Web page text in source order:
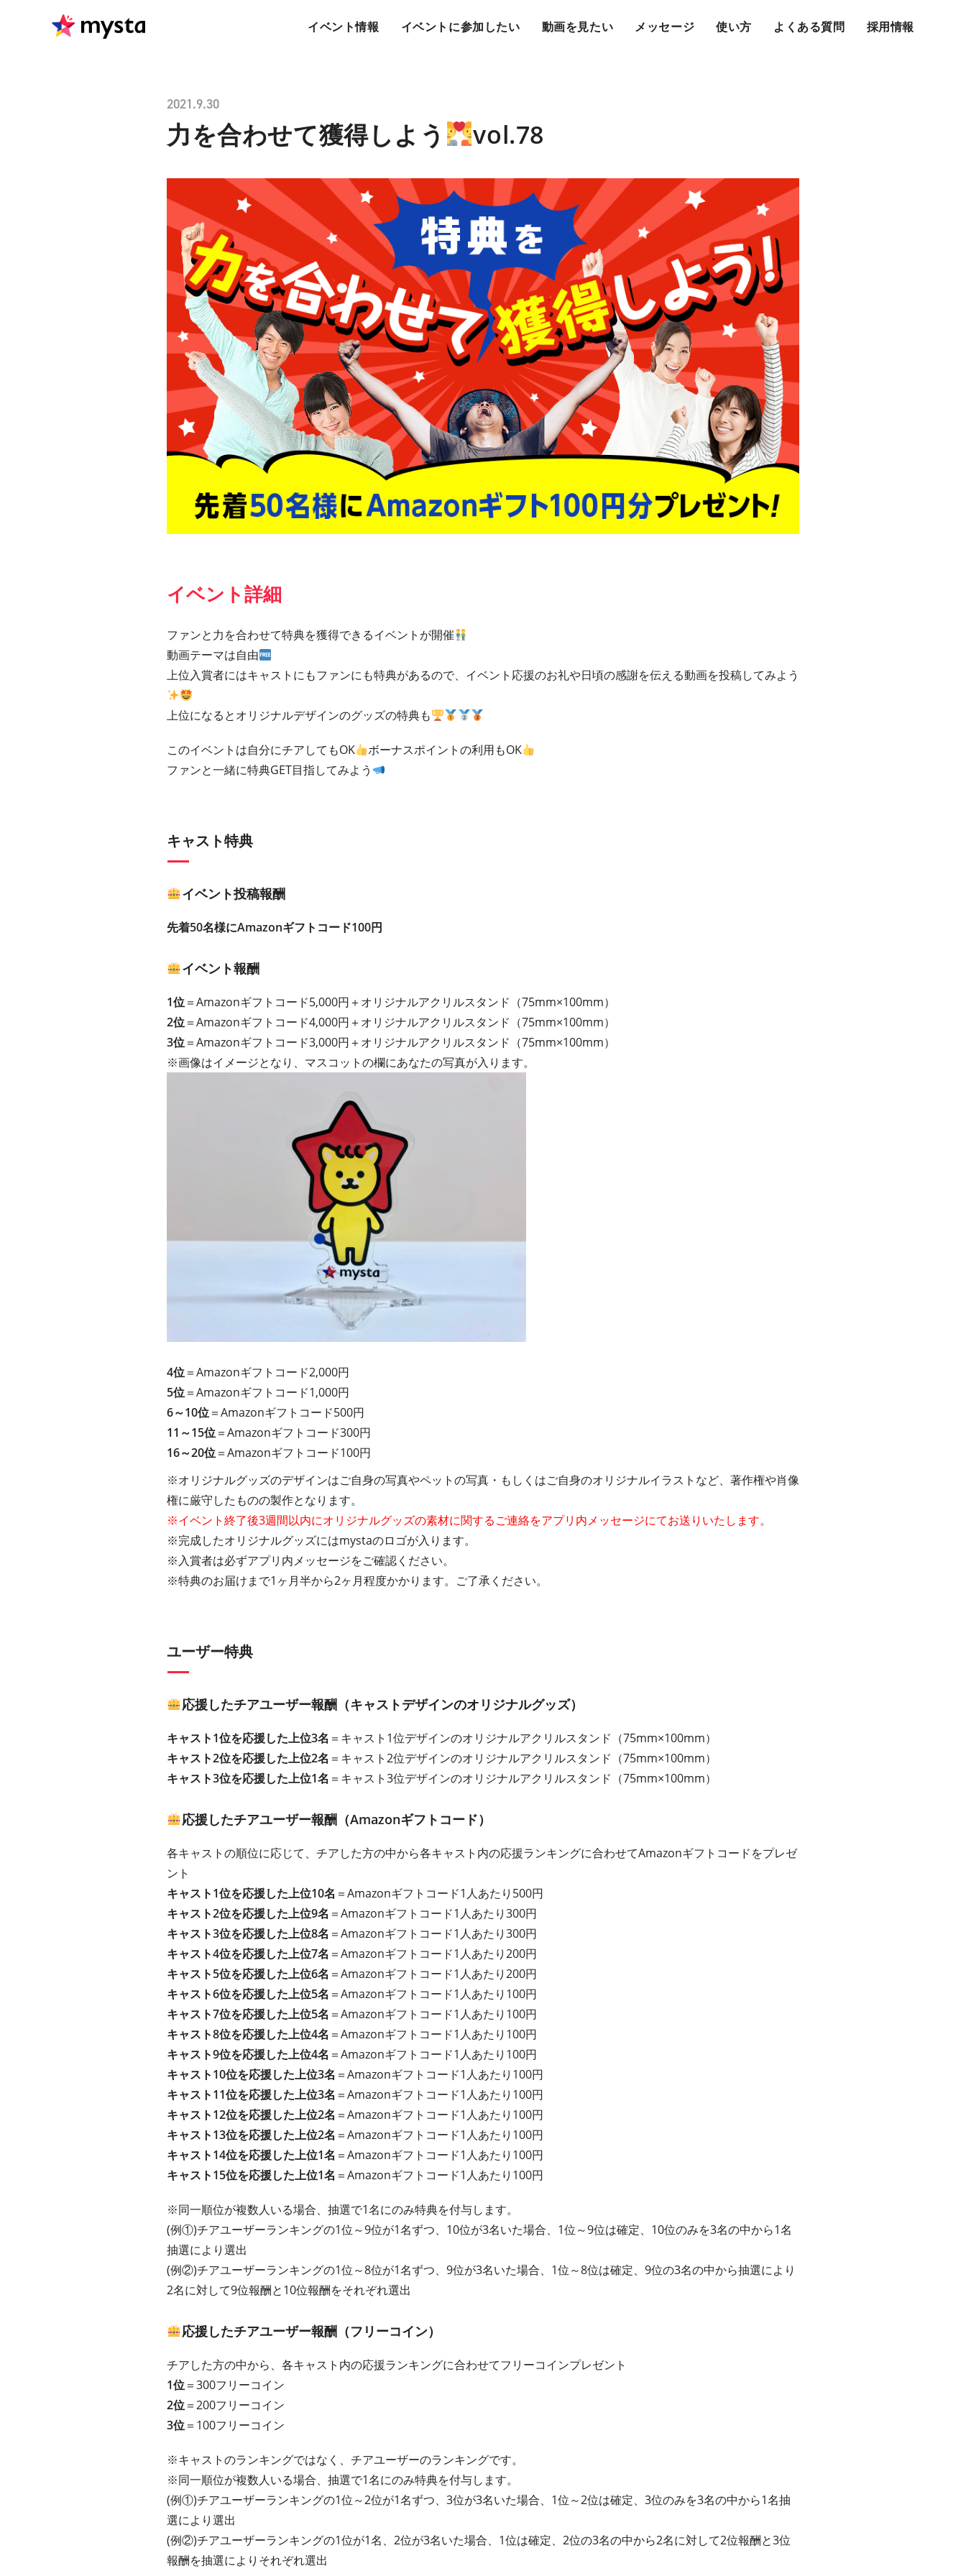
イベント情報 イベントに参加したい 動画を見たい メッセージ 使い方 よくある質問 採用情報
2021.9.30
力を合わせて獲得しよう vol.78
イベント詳細
ファンと力を合わせて特典を獲得できるイベントが開催
動画テーマは自由
上位入賞者にはキャストにもファンにも特典があるので、イベント応援のお礼や日頃の感謝を伝える動画を投稿してみよう
上位になるとオリジナルデザインのグッズの特典も
このイベントは自分にチアしてもOK
ボーナスポイントの利用もOK
ファンと一緒に特典GET目指してみよう
キャスト特典
イベント投稿報酬
先着50名様にAmazonギフトコード100円
イベント報酬
1位＝Amazonギフトコード5,000円＋オリジナルアクリルスタンド（75mm×100mm）
2位＝Amazonギフトコード4,000円＋オリジナルアクリルスタンド（75mm×100mm）
3位＝Amazonギフトコード3,000円＋オリジナルアクリルスタンド（75mm×100mm）
※画像はイメージとなり、マスコットの欄にあなたの写真が入ります。
4位＝Amazonギフトコード2,000円
5位＝Amazonギフトコード1,000円
6～10位＝Amazonギフトコード500円
11～15位＝Amazonギフトコード300円
16～20位＝Amazonギフトコード100円
※オリジナルグッズのデザインはご自身の写真やペットの写真・もしくはご自身のオリジナルイラストなど、著作権や肖像
権に厳守したものの製作となります。
※イベント終了後3週間以内にオリジナルグッズの素材に関するご連絡をアプリ内メッセージにてお送りいたします。
※完成したオリジナルグッズにはmystaのロゴが入ります。
※入賞者は必ずアプリ内メッセージをご確認ください。
※特典のお届けまで1ヶ月半から2ヶ月程度かかります。ご了承ください。
ユーザー特典
応援したチアユーザー報酬（キャストデザインのオリジナルグッズ）
キャスト1位を応援した上位3名 ＝キャスト1位デザインのオリジナルアクリルスタンド（75mm×100mm）
キャスト2位を応援した上位2名 ＝キャスト2位デザインのオリジナルアクリルスタンド（75mm×100mm）
キャスト3位を応援した上位1名 ＝キャスト3位デザインのオリジナルアクリルスタンド（75mm×100mm）
応援したチアユーザー報酬（Amazonギフトコード）
各キャストの順位に応じて、チアした方の中から各キャスト内の応援ランキングに合わせてAmazonギフトコードをプレゼ
ント
キャスト1位を応援した上位10名 ＝Amazonギフトコード1人あたり500円
キャスト2位を応援した上位9名 ＝Amazonギフトコード1人あたり300円
キャスト3位を応援した上位8名 ＝Amazonギフトコード1人あたり300円
キャスト4位を応援した上位7名 ＝Amazonギフトコード1人あたり200円
キャスト5位を応援した上位6名 ＝Amazonギフトコード1人あたり200円
キャスト6位を応援した上位5名 ＝Amazonギフトコード1人あたり100円
キャスト7位を応援した上位5名 ＝Amazonギフトコード1人あたり100円
キャスト8位を応援した上位4名 ＝Amazonギフトコード1人あたり100円
キャスト9位を応援した上位4名 ＝Amazonギフトコード1人あたり100円
キャスト10位を応援した上位3名 ＝Amazonギフトコード1人あたり100円
キャスト11位を応援した上位3名 ＝Amazonギフトコード1人あたり100円
キャスト12位を応援した上位2名 ＝Amazonギフトコード1人あたり100円
キャスト13位を応援した上位2名 ＝Amazonギフトコード1人あたり100円
キャスト14位を応援した上位1名 ＝Amazonギフトコード1人あたり100円
キャスト15位を応援した上位1名 ＝Amazonギフトコード1人あたり100円
※同一順位が複数人いる場合、抽選で1名にのみ特典を付与します。
(例①)チアユーザーランキングの1位～9位が1名ずつ、10位が3名いた場合、1位～9位は確定、10位のみを3名の中から1名
抽選により選出
(例②)チアユーザーランキングの1位～8位が1名ずつ、9位が3名いた場合、1位～8位は確定、9位の3名の中から抽選により
2名に対して9位報酬と10位報酬をそれぞれ選出
応援したチアユーザー報酬（フリーコイン）
チアした方の中から、各キャスト内の応援ランキングに合わせてフリーコインプレゼント
1位＝300フリーコイン
2位＝200フリーコイン
3位＝100フリーコイン
※キャストのランキングではなく、チアユーザーのランキングです。
※同一順位が複数人いる場合、抽選で1名にのみ特典を付与します。
(例①)チアユーザーランキングの1位～2位が1名ずつ、3位が3名いた場合、1位～2位は確定、3位のみを3名の中から1名抽
選により選出
(例②)チアユーザーランキングの1位が1名、2位が3名いた場合、1位は確定、2位の3名の中から2名に対して2位報酬と3位
報酬を抽選によりそれぞれ選出